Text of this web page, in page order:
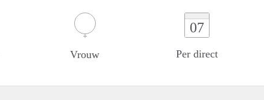
Vrouw
07
Per direct